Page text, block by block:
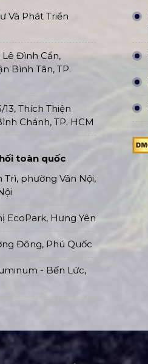
Và Phát Triển
Lê Đình Cẩn,
Bình Tân, TP.
13, Thích Thiện
Chánh, TP. HCM
toàn quốc
Trì, phường Vân Nội,
EcoPark, Hưng Yên
Đông, Phú Quốc
- Bến Lức,